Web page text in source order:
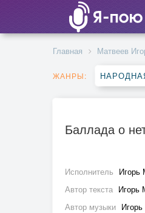
Главная Матвеев
ЖАНРЫ:
Баллада о
Исполнитель Игорь
Автор текста Игорь
Автор музыки